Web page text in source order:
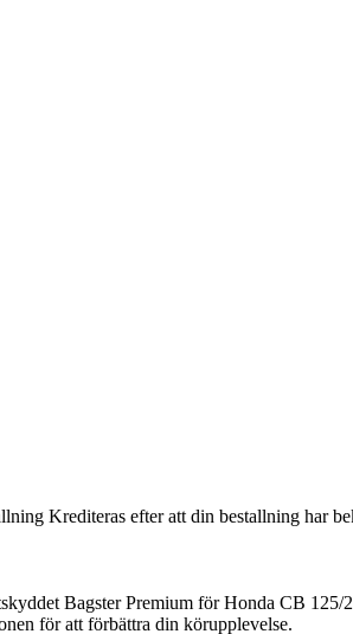
Krediteras efter att din bestallning har
Bagster Premium för Honda CB
för att förbättra din körupplevelse.